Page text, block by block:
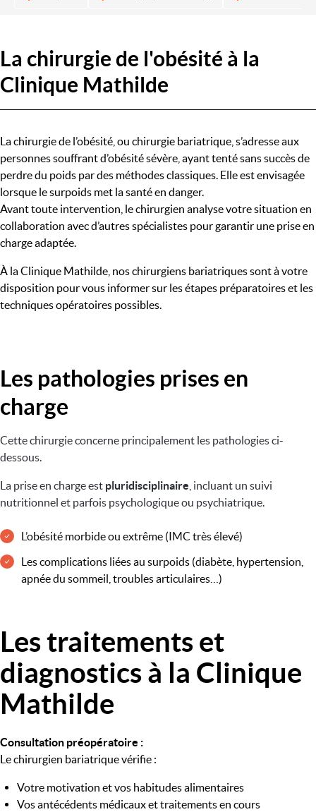
La chirurgie de l'obésité à la
Clinique Mathilde
La chirurgie de l’obésité, ou chirurgie bariatrique, s’adresse aux
personnes souffrant d’obésité sévère, ayant tenté sans succès de
perdre du poids par des méthodes classiques. Elle est envisagée
lorsque le surpoids met la santé en danger.
Avant toute intervention, le chirurgien analyse votre situation en
collaboration avec d’autres spécialistes pour garantir une prise en
charge adaptée.
À la Clinique Mathilde, nos chirurgiens bariatriques sont à votre
disposition pour vous informer sur les étapes préparatoires et les
techniques opératoires possibles.
Les pathologies prises en
charge
Cette chirurgie concerne principalement les pathologies ci-
dessous.
La prise en charge est pluridisciplinaire , incluant un suivi
nutritionnel et parfois psychologique ou psychiatrique.
L’obésité morbide ou extrême (IMC très élevé)
Les complications liées au surpoids (diabète, hypertension,
apnée du sommeil, troubles articulaires…)
Image
Les traitements et
diagnostics à la Clinique
Mathilde
Consultation préopératoire :
Le chirurgien bariatrique vérifie :
Votre motivation et vos habitudes alimentaires
Vos antécédents médicaux et traitements en cours